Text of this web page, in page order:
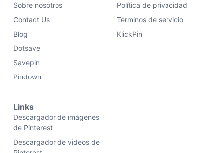
Sobre nosotros
Contact Us
Blog
Dotsave
Savepin
Pindown
Política de privacidad
Términos de servicio
KlickPin
Links
Descargador de imágenes
de Pinterest
Descargador de videos de